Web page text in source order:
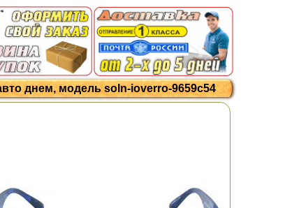
днем, модель soln-ioverro-9659c54